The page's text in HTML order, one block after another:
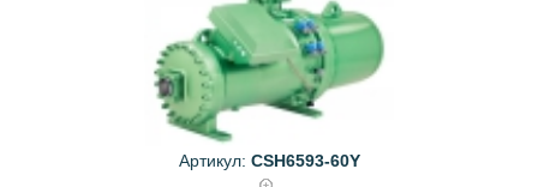
Артикул: CSH6593-60Y